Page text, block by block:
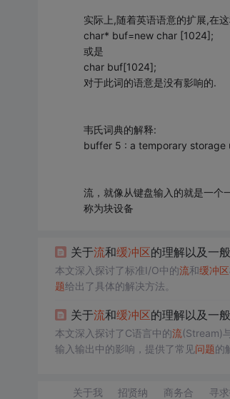
实际上,随着英语语意的扩展,在
char* buf=new char [1024];
或是
char buf[1024];
对于此词的语意是没有影响的.
韦氏词典的解释:
buffer 5 : a temporary storage
流，就像从键盘输入的就是一个
称为块设备
关于流和缓冲区的理解以及一
本文深入探讨了标准I/O中的流和缓冲区
题给出了具体的解决方法。
关于流和缓冲区的理解以及一
本文深入探讨了C语言中的流(Stream)
输入输出中的影响，提供了常见问题的
关于我
招贤纳
商务合
寻